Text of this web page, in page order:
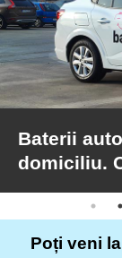
Baterii
moto
Baterii
de
camion
Baterii
domiciliu.
Poți veni